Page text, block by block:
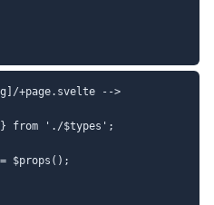
+page.svelte -->
from './$types';
$props();